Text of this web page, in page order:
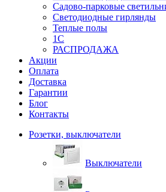
Садово-парковые
Светодиодные гирлянды
Теплые полы
1С
РАСПРОДАЖА
Акции
Оплата
Доставка
Гарантии
Блог
Контакты
Розетки, выключатели
Выключатели